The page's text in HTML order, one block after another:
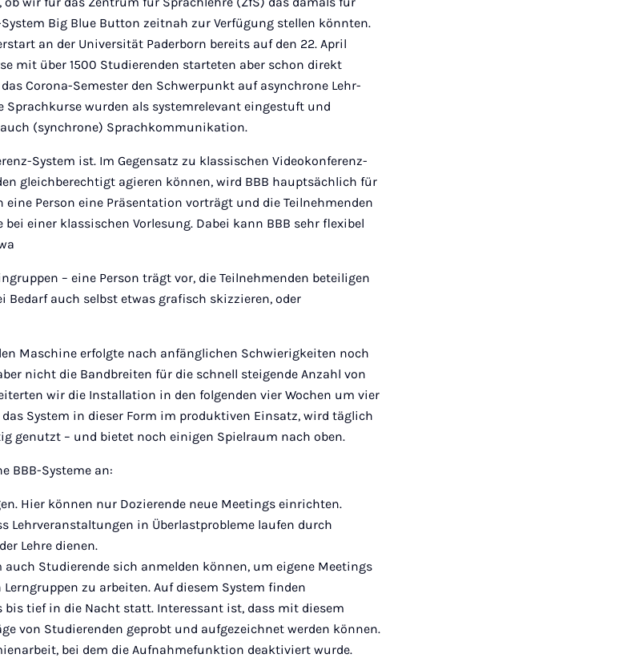
Big Blue Button zeitnah zur Verfügung stellen könnten.
an der Universität Paderborn bereits auf den 22. April
mit über 1500 Studierenden starteten aber schon direkt
Corona-Semester den Schwerpunkt auf asynchrone Lehr-
Sprachkurse wurden als systemrelevant eingestuft und
(synchrone) Sprachkommunikation.
System ist. Im Gegensatz zu klassischen Videokonferenz-
gleichberechtigt agieren können, wird BBB hauptsächlich für
eine Person eine Präsentation vorträgt und die Teilnehmenden
einer klassischen Vorlesung. Dabei kann BBB sehr flexibel
– eine Person trägt vor, die Teilnehmenden beteiligen
Bedarf auch selbst etwas grafisch skizzieren, oder
Maschine erfolgte nach anfänglichen Schwierigkeiten noch
nicht die Bandbreiten für die schnell steigende Anzahl von
wir die Installation in den folgenden vier Wochen um vier
System in dieser Form im produktiven Einsatz, wird täglich
genutzt – und bietet noch einigen Spielraum nach oben.
BBB-Systeme an:
Hier können nur Dozierende neue Meetings einrichten.
Lehrveranstaltungen in Überlastprobleme laufen durch
Lehre dienen.
auch Studierende sich anmelden können, um eigene Meetings
zu arbeiten. Auf diesem System finden
bis tief in die Nacht statt. Interessant ist, dass mit diesem
von Studierenden geprobt und aufgezeichnet werden können.
bei dem die Aufnahmefunktion deaktiviert wurde.